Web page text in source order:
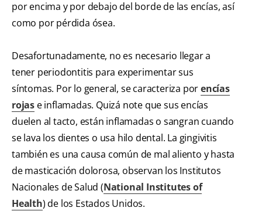
por encima y por debajo del borde de las encías, así
como por pérdida ósea.
Desafortunadamente, no es necesario llegar a
tener periodontitis para experimentar sus
síntomas. Por lo general, se caracteriza porencías
rojas e inflamadas. Quizá note que sus encías
duelen al tacto, están inflamadas o sangran cuando
se lava los dientes o usa hilo dental. La gingivitis
también es una causa común de mal aliento y hasta
de masticación dolorosa, observan los Institutos
Nacionales de Salud (National Institutes of
Health) de los Estados Unidos.